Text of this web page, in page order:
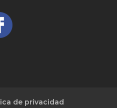
de privacidad